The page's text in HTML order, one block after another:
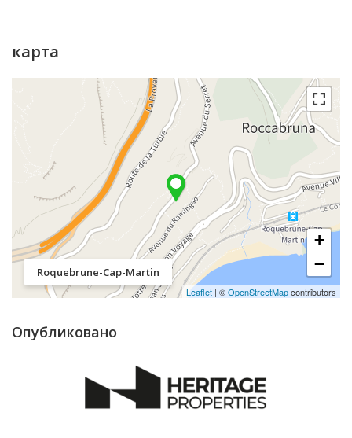
карта
Roquebrune-Cap-Martin
+
−
Leaflet | ©OpenStreetMapcontributors
Опубликовано